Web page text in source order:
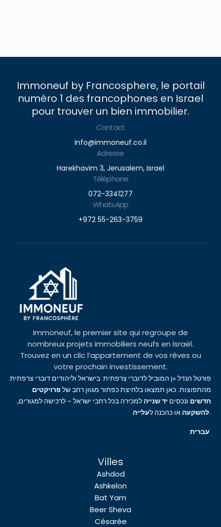
Immoneuf by Francosphere, le portail
numéro 1 des francophones en Israel
pour trouver un bien immobilier.
Contact
info@immoneuf.co.il
Adresse
Harekhavim 3, Jerusalem, Israel
Téléphone
072-3341277
WhatsApp
+972 55-263-3759
Immoneuf, le premier site qui regroupe de
nombreux projets immobiliers neufs en Israël.
Trouvez en un clic l’appartement de vos rêves ou
votre prochain investissement.
פורטל הנדל »ן המוביל לדוברי צרפתית בישראל וליהודים דוברי צרפתית
מהתפוצות. כאן תמצאו בלחיצת כפתור מגוון רחב שלפרויקטים
חדשים ונכסים יד שנייה למכירה בכל רחבי ישראל – לרכישה למגורים,
להשקעה או כהכנה לעלייה .
Villes
Ashdod
Ashkelon
Bat Yam
Beer Sheva
Césarée